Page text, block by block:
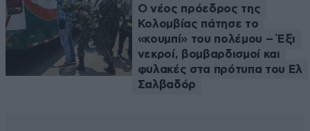
Ο νέος πρόεδρος της
Κολομβίας πάτησε το
«κουμπί» του πολέμου – Έξι
νεκροί, βομβαρδισμοί και
φυλακές στα πρότυπα του Ελ
Σαλβαδόρ